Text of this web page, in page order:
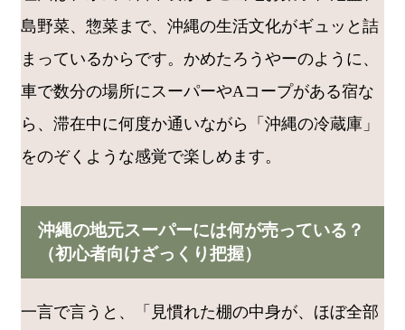
島野菜、惣菜まで、沖縄の生活文化がギュッと詰
まっているからです。かめたろうやーのように、
車で数分の場所にスーパーやAコープがある宿な
ら、滞在中に何度か通いながら「沖縄の冷蔵庫」
をのぞくような感覚で楽しめます。
沖縄の地元スーパーには何が売っている？
（初心者向けざっくり把握）
一言で言うと、「見慣れた棚の中身が、ほぼ全部